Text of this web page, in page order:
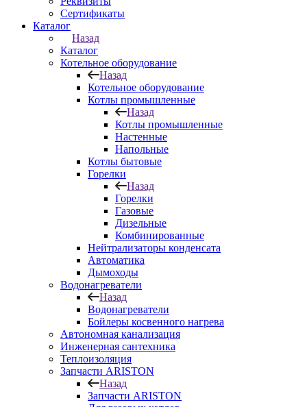
Сертификаты
Каталог
Назад
Каталог
Котельное оборудование
Назад
Котельное оборудование
Котлы промышленные
Назад
Котлы промышленные
Настенные
Напольные
Котлы бытовые
Горелки
Назад
Горелки
Газовые
Дизельные
Комбинированные
Нейтрализаторы конденсата
Автоматика
Дымоходы
Водонагреватели
Назад
Водонагреватели
Бойлеры косвенного нагрева
Автономная канализация
Инженерная сантехника
Теплоизоляция
Запчасти ARISTON
Назад
Запчасти ARISTON